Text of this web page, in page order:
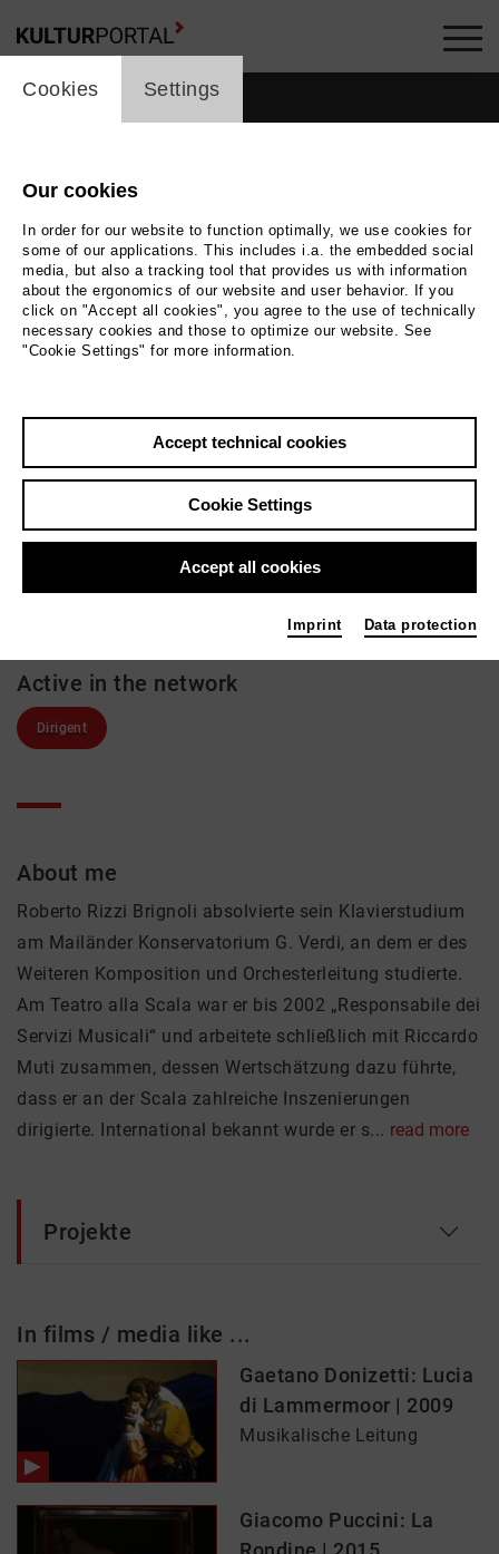
Overview
Roberto Rizzi Brignoli
Music, Theatre
Active in the network
Dirigent
About me
Roberto Rizzi Brignoli absolvierte sein Klavierstudium
am Mailänder Konservatorium G. Verdi, an dem er des
Weiteren Komposition und Orchesterleitung studierte.
Am Teatro alla Scala war er bis 2002 „Responsabile dei
Servizi Musicali“ und arbeitete schließlich mit Riccardo
Muti zusammen, dessen Wertschätzung dazu führte,
dass er an der Scala zahlreiche Inszenierungen
dirigierte. International bekannt wurde er s... read more
Projekte
In films / media like ...
Gaetano Donizetti: Lucia
di Lammermoor | 2009
Musikalische Leitung
Giacomo Puccini: La
cookie_layer
Cookies Settings
Our cookies
In order for our website to function optimally, we use cookies for
some of our applications. This includes i.a. the embedded social
media, but also a tracking tool that provides us with information
about the ergonomics of our website and user behavior. If you
click on "Accept all cookies", you agree to the use of technically
necessary cookies and those to optimize our website. See
"Cookie Settings" for more information.
Accept technical cookies
Cookie Settings
Accept all cookies
Imprint Data protection